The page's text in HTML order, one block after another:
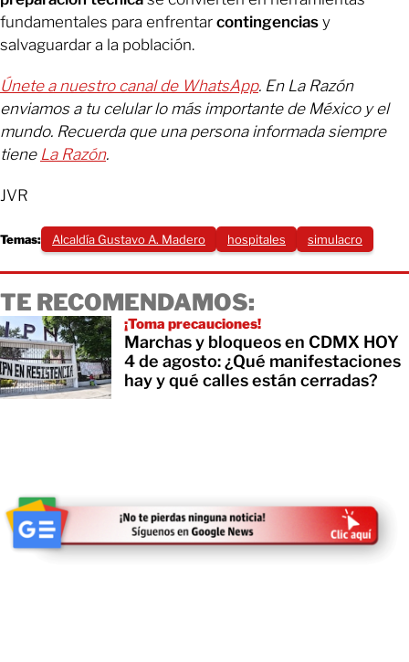
fundamentales para enfrentar contingencias y
salvaguardar a la población.
Únete a nuestro canal de WhatsApp. En La Razón
enviamos a tu celular lo más importante de México y el
mundo. Recuerda que una persona informada siempre
tiene La Razón.
JVR
Temas: Alcaldía Gustavo A. Madero hospitales simulacro
TE RECOMENDAMOS:
¡Toma precauciones!
Marchas y bloqueos en CDMX HOY
4 de agosto: ¿Qué manifestaciones
hay y qué calles están cerradas?